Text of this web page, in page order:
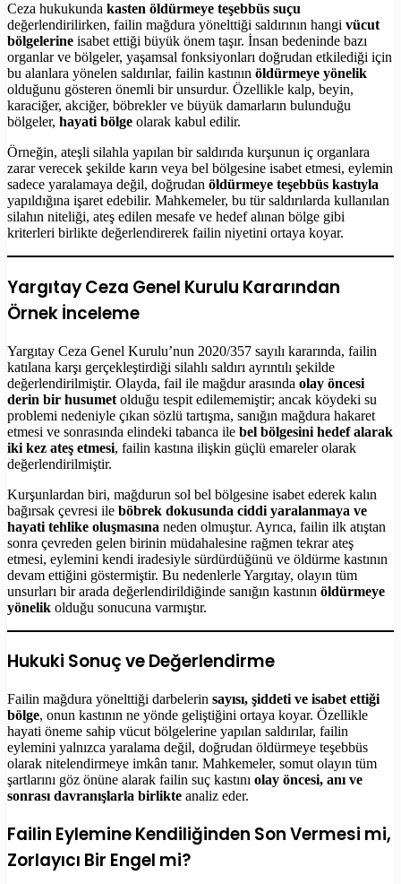
Ceza hukukunda kasten öldürmeye teşebbüs suçu
değerlendirilirken, failin mağdura yönelttiği saldırının hangi vücut
bölgelerine isabet ettiği büyük önem taşır. İnsan bedeninde bazı
organlar ve bölgeler, yaşamsal fonksiyonları doğrudan etkilediği için
bu alanlara yönelen saldırılar, failin kastının öldürmeye yönelik
olduğunu gösteren önemli bir unsurdur. Özellikle kalp, beyin,
karaciğer, akciğer, böbrekler ve büyük damarların bulunduğu
bölgeler, hayati bölge olarak kabul edilir.
Örneğin, ateşli silahla yapılan bir saldırıda kurşunun iç organlara
zarar verecek şekilde karın veya bel bölgesine isabet etmesi, eylemin
sadece yaralamaya değil, doğrudan öldürmeye teşebbüs kastıyla
yapıldığına işaret edebilir. Mahkemeler, bu tür saldırılarda kullanılan
silahın niteliği, ateş edilen mesafe ve hedef alınan bölge gibi
kriterleri birlikte değerlendirerek failin niyetini ortaya koyar.
Yargıtay Ceza Genel Kurulu Kararından
Örnek İnceleme
Yargıtay Ceza Genel Kurulu’nun 2020/357 sayılı kararında, failin
katılana karşı gerçekleştirdiği silahlı saldırı ayrıntılı şekilde
değerlendirilmiştir. Olayda, fail ile mağdur arasında olay öncesi
derin bir husumet olduğu tespit edilememiştir; ancak köydeki su
problemi nedeniyle çıkan sözlü tartışma, sanığın mağdura hakaret
etmesi ve sonrasında elindeki tabanca ile bel bölgesini hedef alarak
iki kez ateş etmesi, failin kastına ilişkin güçlü emareler olarak
değerlendirilmiştir.
Kurşunlardan biri, mağdurun sol bel bölgesine isabet ederek kalın
bağırsak çevresi ile böbrek dokusunda ciddi yaralanmaya ve
hayati tehlike oluşmasına neden olmuştur. Ayrıca, failin ilk atıştan
sonra çevreden gelen birinin müdahalesine rağmen tekrar ateş
etmesi, eylemini kendi iradesiyle sürdürdüğünü ve öldürme kastının
devam ettiğini göstermiştir. Bu nedenlerle Yargıtay, olayın tüm
unsurları bir arada değerlendirildiğinde sanığın kastının öldürmeye
yönelik olduğu sonucuna varmıştır.
Hukuki Sonuç ve Değerlendirme
Failin mağdura yönelttiği darbelerin sayısı, şiddeti ve isabet ettiği
bölge, onun kastının ne yönde geliştiğini ortaya koyar. Özellikle
hayati öneme sahip vücut bölgelerine yapılan saldırılar, failin
eylemini yalnızca yaralama değil, doğrudan öldürmeye teşebbüs
olarak nitelendirmeye imkân tanır. Mahkemeler, somut olayın tüm
şartlarını göz önüne alarak failin suç kastını olay öncesi, anı ve
sonrası davranışlarla birlikte analiz eder.
Failin Eylemine Kendiliğinden Son Vermesi mi,
Zorlayıcı Bir Engel mi?